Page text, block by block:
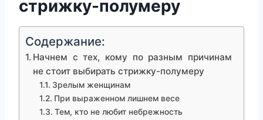
стрижку-полумеру
Содержание:
Начнем с тех, кому по разным причинам
не стоит выбирать стрижку-полумеру
Зрелым женщинам
При выраженном лишнем весе
Тем, кто не любит небрежность